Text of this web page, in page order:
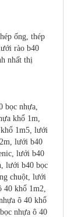
ống, thép
rào b40
nhất thị
bọc nhựa,
khổ 1m,
1m5, lưới
lưới b40
lưới b40
lưới b40 bọc
chuột, lưới
khổ 1m2,
ô 40 khổ
nhựa ô 40